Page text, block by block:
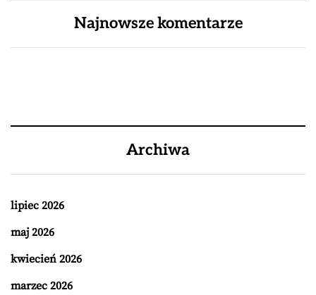
Najnowsze komentarze
Archiwa
lipiec 2026
maj 2026
kwiecień 2026
marzec 2026